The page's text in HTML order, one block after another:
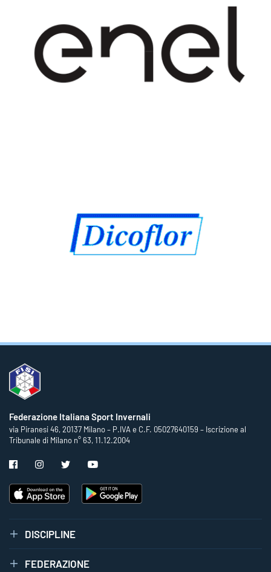
Federazione Italiana Sport Invernali
via Piranesi 46, 20137 Milano – P.IVA e C.F. 05027640159 – Iscrizione al
Tribunale di Milano n° 63, 11.12.2004
DISCIPLINE
FEDERAZIONE